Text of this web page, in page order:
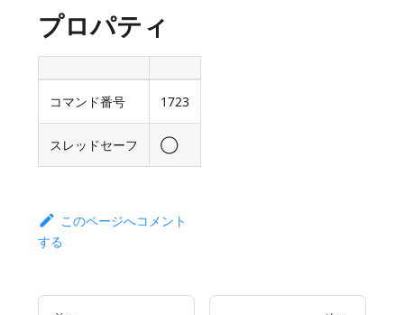
プロパティ
コマンド番号 1723
スレッドセーフ ◯
このページへコメント
する